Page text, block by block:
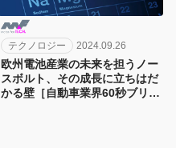
テクノロジー 2024.09.26
欧州電池産業の未来を担うノー
スボルト、その成長に立ちはだ
かる壁［自動車業界60秒ブリー